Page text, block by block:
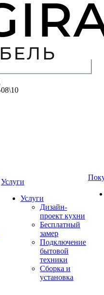
Услуги
Услуги
Дизайн-
проект кухни
Бесплатный
замер
Подключение
бытовой
техники
Сборка и
установка